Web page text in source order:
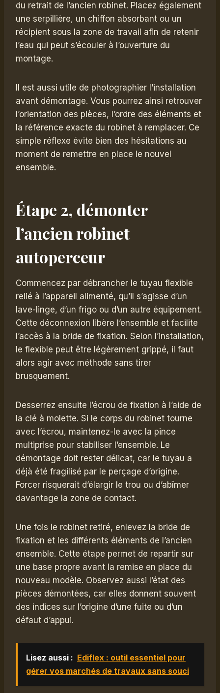
du retrait de l’ancien robinet. Placez également
une serpillière, un chiffon absorbant ou un
récipient sous la zone de travail afin de retenir
l’eau qui peut s’écouler à l’ouverture du
montage.
Il est aussi utile de photographier l’installation
avant démontage. Vous pourrez ainsi retrouver
l’orientation des pièces, l’ordre des éléments et
la référence exacte du robinet à remplacer. Ce
simple réflexe évite bien des hésitations au
moment de remettre en place le nouvel
ensemble.
Étape 2, démonter
l’ancien robinet
autoperceur
Commencez par débrancher le tuyau flexible
relié à l’appareil alimenté, qu’il s’agisse d’un
lave-linge, d’un frigo ou d’un autre équipement.
Cette déconnexion libère l’ensemble et facilite
l’accès à la bride de fixation. Selon l’installation,
le flexible peut être légèrement grippé, il faut
alors agir avec méthode sans tirer
brusquement.
Desserrez ensuite l’écrou de fixation à l’aide de
la clé à molette. Si le corps du robinet tourne
avec l’écrou, maintenez-le avec la pince
multiprise pour stabiliser l’ensemble. Le
démontage doit rester délicat, car le tuyau a
déjà été fragilisé par le perçage d’origine.
Forcer risquerait d’élargir le trou ou d’abîmer
davantage la zone de contact.
Une fois le robinet retiré, enlevez la bride de
fixation et les différents éléments de l’ancien
ensemble. Cette étape permet de repartir sur
une base propre avant la remise en place du
nouveau modèle. Observez aussi l’état des
pièces démontées, car elles donnent souvent
des indices sur l’origine d’une fuite ou d’un
défaut d’appui.
Lisez aussi : Ediflex : outil essentiel pour
gérer vos marchés de travaux sans souci